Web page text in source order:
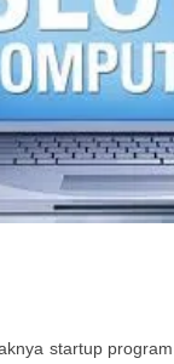
startup